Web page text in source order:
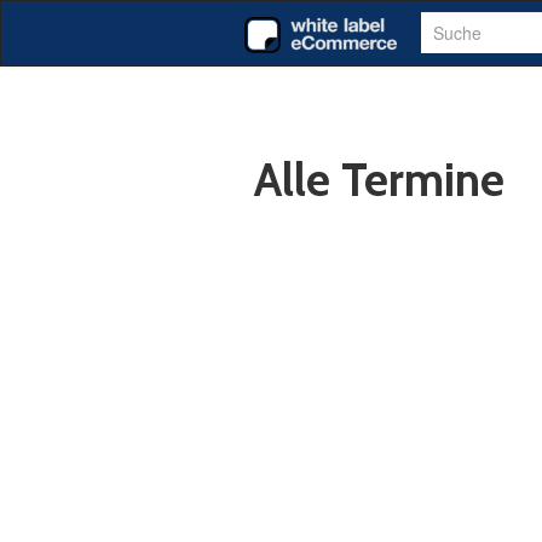
Suche
Alle Termine